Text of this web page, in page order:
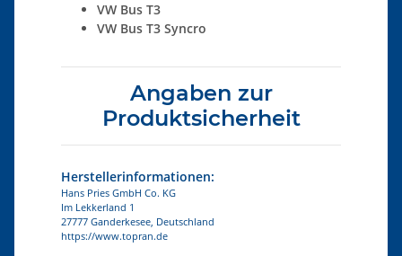
VW Bus T3
VW Bus T3 Syncro
Angaben zur
Produktsicherheit
Herstellerinformationen:
Hans Pries GmbH Co. KG
Im Lekkerland 1
27777 Ganderkesee, Deutschland
https://www.topran.de